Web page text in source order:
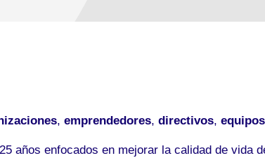
, emprendedores, directivos, equipos
años enfocados en mejorar la calidad de vida